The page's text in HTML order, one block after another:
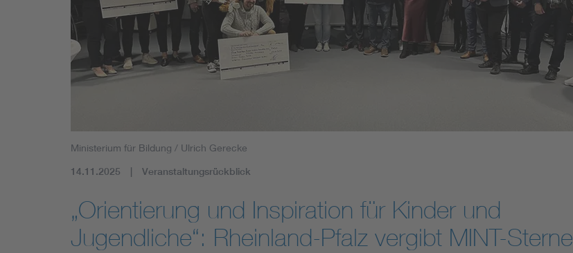
Ministerium für Bildung / Ulrich Gerecke
14.11.2025 Veranstaltungsrückblick
„Orientierung und Inspiration für Kinder und
Jugendliche“: Rheinland-Pfalz vergibt MINT-Sterne